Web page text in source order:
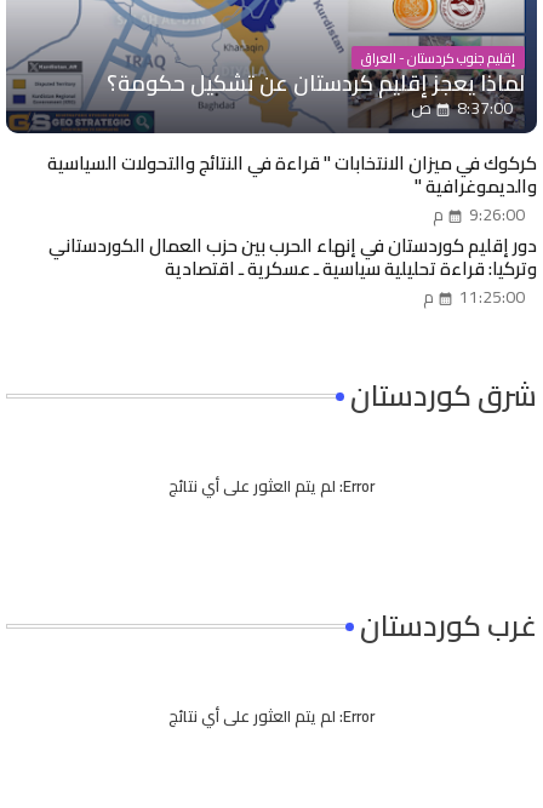
إقليم جنوب كردستان - العراق
لماذا يعجز إقليم كردستان عن تشكيل حكومة؟
8:37:00 ص
كركوك في ميزان الانتخابات " قراءة في النتائج والتحولات السياسية
والديموغرافية "
9:26:00 م
دور إقليم كوردستان في إنهاء الحرب بين حزب العمال الكوردستاني
وتركيا: قراءة تحليلية سياسية ـ عسكرية ـ اقتصادية
11:25:00 م
شرق كوردستان
Error: لم يتم العثور على أي نتائج
غرب كوردستان
Error: لم يتم العثور على أي نتائج